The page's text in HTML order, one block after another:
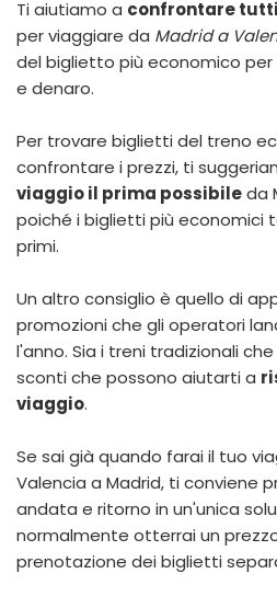
Ti aiutiamo a confrontare
per viaggiare da Madrid a
del biglietto più economico
e denaro.
Per trovare biglietti del treno
confrontare i prezzi, ti
viaggio il prima possibileda
poiché i biglietti più economici
primi.
Un altro consiglio è quello di
promozioni che gli operatori
l'anno. Sia i treni tradizionali
sconti che possono aiutarti a
viaggio.
Se sai già quando farai il tuo
Valencia a Madrid, ti conviene
andata e ritorno in un'unica
normalmente otterrai un
prenotazione dei biglietti